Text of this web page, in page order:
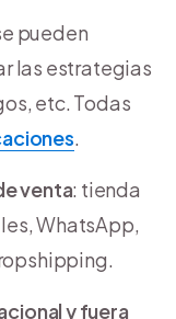
pueden
las estrategias
etc. Todas
.
venta: tienda
WhatsApp,
y fuera